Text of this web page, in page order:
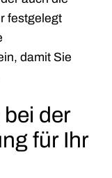
festgelegt
damit Sie
der
für Ihr